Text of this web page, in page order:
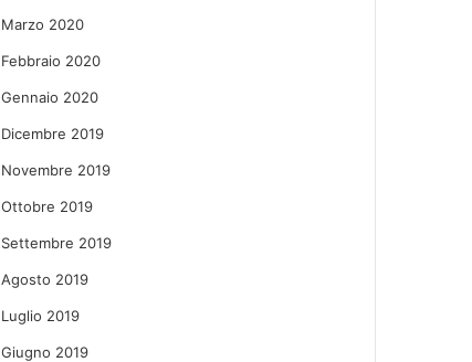
Marzo 2020
Febbraio 2020
Gennaio 2020
Dicembre 2019
Novembre 2019
Ottobre 2019
Settembre 2019
Agosto 2019
Luglio 2019
Giugno 2019